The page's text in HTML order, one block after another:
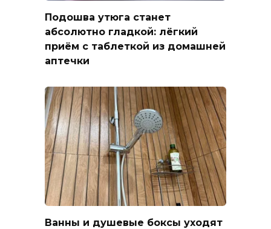
Подошва утюга станет
абсолютно гладкой: лёгкий
приём с таблеткой из домашней
аптечки
Ванны и душевые боксы уходят